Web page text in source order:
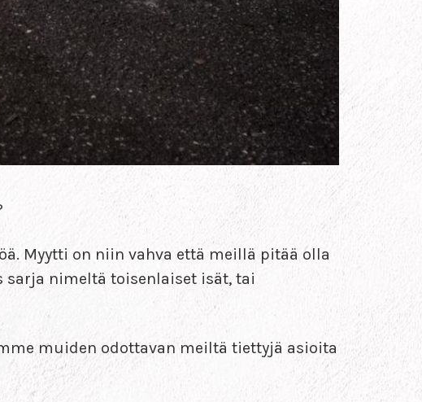
Myytti on niin vahva että meillä pitää olla
sarja nimeltä toisenlaiset isät, tai
muiden odottavan meiltä tiettyjä asioita